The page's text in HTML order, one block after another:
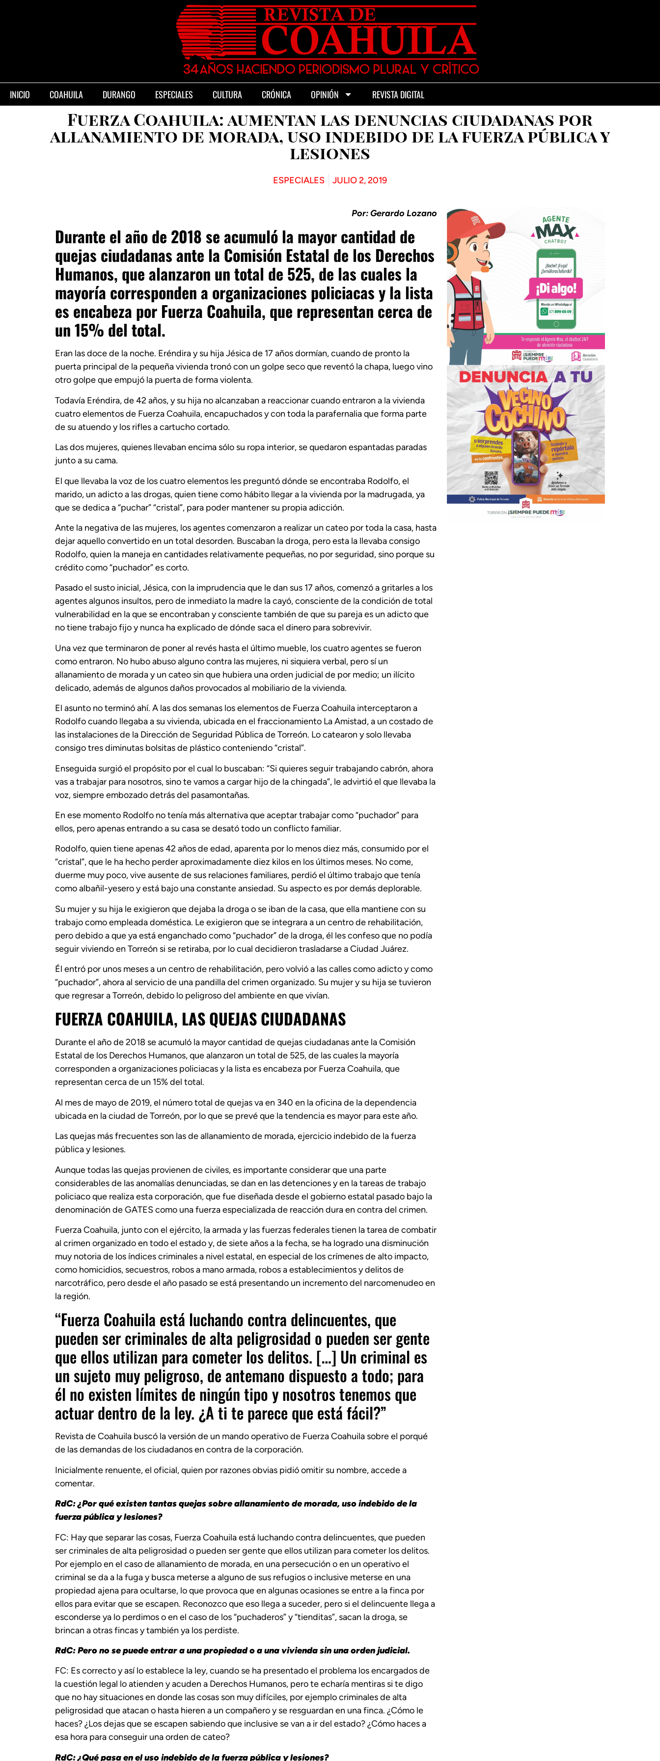
INICIO COAHUILA DURANGO ESPECIALES CULTURA CRÓNICA OPINIÓN REVISTA DIGITAL
Fuerza Coahuila: aumentan las denuncias ciudadanas por
allanamiento de morada, uso indebido de la fuerza pública y
lesiones
ESPECIALES JULIO 2, 2019
Por: Gerardo Lozano
Durante el año de 2018 se acumuló la mayor cantidad de
quejas ciudadanas ante la Comisión Estatal de los Derechos
Humanos, que alanzaron un total de 525, de las cuales la
mayoría corresponden a organizaciones policiacas y la lista
es encabeza por Fuerza Coahuila, que representan cerca de
un 15% del total.
Eran las doce de la noche. Eréndira y su hija Jésica de 17 años dormían, cuando de pronto la
puerta principal de la pequeña vivienda tronó con un golpe seco que reventó la chapa, luego vino
otro golpe que empujó la puerta de forma violenta.
Todavía Eréndira, de 42 años, y su hija no alcanzaban a reaccionar cuando entraron a la vivienda
cuatro elementos de Fuerza Coahuila, encapuchados y con toda la parafernalia que forma parte
de su atuendo y los rifles a cartucho cortado.
Las dos mujeres, quienes llevaban encima sólo su ropa interior, se quedaron espantadas paradas
junto a su cama.
El que llevaba la voz de los cuatro elementos les preguntó dónde se encontraba Rodolfo, el
marido, un adicto a las drogas, quien tiene como hábito llegar a la vivienda por la madrugada, ya
que se dedica a “puchar” “cristal”, para poder mantener su propia adicción.
Ante la negativa de las mujeres, los agentes comenzaron a realizar un cateo por toda la casa, hasta
dejar aquello convertido en un total desorden. Buscaban la droga, pero esta la llevaba consigo
Rodolfo, quien la maneja en cantidades relativamente pequeñas, no por seguridad, sino porque su
crédito como “puchador” es corto.
Pasado el susto inicial, Jésica, con la imprudencia que le dan sus 17 años, comenzó a gritarles a los
agentes algunos insultos, pero de inmediato la madre la cayó, consciente de la condición de total
vulnerabilidad en la que se encontraban y consciente también de que su pareja es un adicto que
no tiene trabajo fijo y nunca ha explicado de dónde saca el dinero para sobrevivir.
Una vez que terminaron de poner al revés hasta el último mueble, los cuatro agentes se fueron
como entraron. No hubo abuso alguno contra las mujeres, ni siquiera verbal, pero sí un
allanamiento de morada y un cateo sin que hubiera una orden judicial de por medio; un ilícito
delicado, además de algunos daños provocados al mobiliario de la vivienda.
El asunto no terminó ahí. A las dos semanas los elementos de Fuerza Coahuila interceptaron a
Rodolfo cuando llegaba a su vivienda, ubicada en el fraccionamiento La Amistad, a un costado de
las instalaciones de la Dirección de Seguridad Pública de Torreón. Lo catearon y solo llevaba
consigo tres diminutas bolsitas de plástico conteniendo “cristal”.
Enseguida surgió el propósito por el cual lo buscaban: “Si quieres seguir trabajando cabrón, ahora
vas a trabajar para nosotros, sino te vamos a cargar hijo de la chingada”, le advirtió el que llevaba la
voz, siempre embozado detrás del pasamontañas.
En ese momento Rodolfo no tenía más alternativa que aceptar trabajar como “puchador” para
ellos, pero apenas entrando a su casa se desató todo un conflicto familiar.
Rodolfo, quien tiene apenas 42 años de edad, aparenta por lo menos diez más, consumido por el
“cristal”, que le ha hecho perder aproximadamente diez kilos en los últimos meses. No come,
duerme muy poco, vive ausente de sus relaciones familiares, perdió el último trabajo que tenía
como albañil-yesero y está bajo una constante ansiedad. Su aspecto es por demás deplorable.
Su mujer y su hija le exigieron que dejaba la droga o se iban de la casa, que ella mantiene con su
trabajo como empleada doméstica. Le exigieron que se integrara a un centro de rehabilitación,
pero debido a que ya está enganchado como “puchador” de la droga, él les confeso que no podía
seguir viviendo en Torreón si se retiraba, por lo cual decidieron trasladarse a Ciudad Juárez.
Él entró por unos meses a un centro de rehabilitación, pero volvió a las calles como adicto y como
“puchador”, ahora al servicio de una pandilla del crimen organizado. Su mujer y su hija se tuvieron
que regresar a Torreón, debido lo peligroso del ambiente en que vivían.
FUERZA COAHUILA, LAS QUEJAS CIUDADANAS
Durante el año de 2018 se acumuló la mayor cantidad de quejas ciudadanas ante la Comisión
Estatal de los Derechos Humanos, que alanzaron un total de 525, de las cuales la mayoría
corresponden a organizaciones policiacas y la lista es encabeza por Fuerza Coahuila, que
representan cerca de un 15% del total.
Al mes de mayo de 2019, el número total de quejas va en 340 en la oficina de la dependencia
ubicada en la ciudad de Torreón, por lo que se prevé que la tendencia es mayor para este año.
Las quejas más frecuentes son las de allanamiento de morada, ejercicio indebido de la fuerza
pública y lesiones.
Aunque todas las quejas provienen de civiles, es importante considerar que una parte
considerables de las anomalías denunciadas, se dan en las detenciones y en la tareas de trabajo
policiaco que realiza esta corporación, que fue diseñada desde el gobierno estatal pasado bajo la
denominación de GATES como una fuerza especializada de reacción dura en contra del crimen.
Fuerza Coahuila, junto con el ejército, la armada y las fuerzas federales tienen la tarea de combatir
al crimen organizado en todo el estado y, de siete años a la fecha, se ha logrado una disminución
muy notoria de los índices criminales a nivel estatal, en especial de los crímenes de alto impacto,
como homicidios, secuestros, robos a mano armada, robos a establecimientos y delitos de
narcotráfico, pero desde el año pasado se está presentando un incremento del narcomenudeo en
la región.
“Fuerza Coahuila está luchando contra delincuentes, que
pueden ser criminales de alta peligrosidad o pueden ser gente
que ellos utilizan para cometer los delitos. […] Un criminal es
un sujeto muy peligroso, de antemano dispuesto a todo; para
él no existen límites de ningún tipo y nosotros tenemos que
actuar dentro de la ley. ¿A ti te parece que está fácil?”
Revista de Coahuila buscó la versión de un mando operativo de Fuerza Coahuila sobre el porqué
de las demandas de los ciudadanos en contra de la corporación.
Inicialmente renuente, el oficial, quien por razones obvias pidió omitir su nombre, accede a
comentar.
RdC: ¿Por qué existen tantas quejas sobre allanamiento de morada, uso indebido de la
fuerza pública y lesiones?
FC: Hay que separar las cosas, Fuerza Coahuila está luchando contra delincuentes, que pueden
ser criminales de alta peligrosidad o pueden ser gente que ellos utilizan para cometer los delitos.
Por ejemplo en el caso de allanamiento de morada, en una persecución o en un operativo el
criminal se da a la fuga y busca meterse a alguno de sus refugios o inclusive meterse en una
propiedad ajena para ocultarse, lo que provoca que en algunas ocasiones se entre a la finca por
ellos para evitar que se escapen. Reconozco que eso llega a suceder, pero si el delincuente llega a
esconderse ya lo perdimos o en el caso de los “puchaderos” y “tienditas”, sacan la droga, se
brincan a otras fincas y también ya los perdiste.
RdC: Pero no se puede entrar a una propiedad o a una vivienda sin una orden judicial.
FC: Es correcto y así lo establece la ley, cuando se ha presentado el problema los encargados de
la cuestión legal lo atienden y acuden a Derechos Humanos, pero te echaría mentiras si te digo
que no hay situaciones en donde las cosas son muy difíciles, por ejemplo criminales de alta
peligrosidad que atacan o hasta hieren a un compañero y se resguardan en una finca. ¿Cómo le
haces? ¿Los dejas que se escapen sabiendo que inclusive se van a ir del estado? ¿Cómo haces a
esa hora para conseguir una orden de cateo?
RdC: ¿Qué pasa en el uso indebido de la fuerza pública y lesiones?